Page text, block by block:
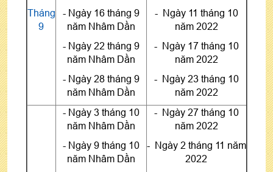
Tháng
9
- Ngày 16 tháng 9
năm Nhâm Dần
- Ngày 22 tháng 9
năm Nhâm Dần
- Ngày 28 tháng 9
năm Nhâm Dần
- Ngày 11 tháng 10
năm 2022
- Ngày 17 tháng 10
năm 2022
- Ngày 23 tháng 10
năm 2022
- Ngày 3 tháng 10
năm Nhâm Dần
- Ngày 9 tháng 10
năm Nhâm Dần
- Ngày 27 tháng 10
năm 2022
- Ngày 2 tháng 11 năm
2022